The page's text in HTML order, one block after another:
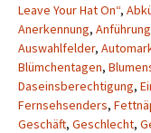
Leave Your Hat On“,
Anerkennung,
Auswahlfelder,
Blümchentagen,
Daseinsberechtigung,
Fernsehsenders,
Geschäft, Geschlecht,